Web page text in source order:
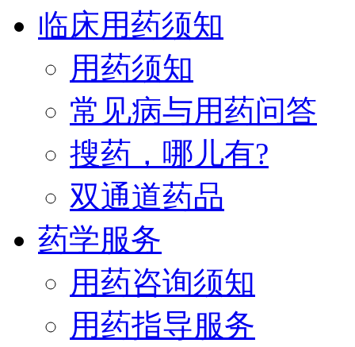
临床用药须知
用药须知
常见病与用药问答
搜药，哪儿有?
双通道药品
药学服务
用药咨询须知
用药指导服务